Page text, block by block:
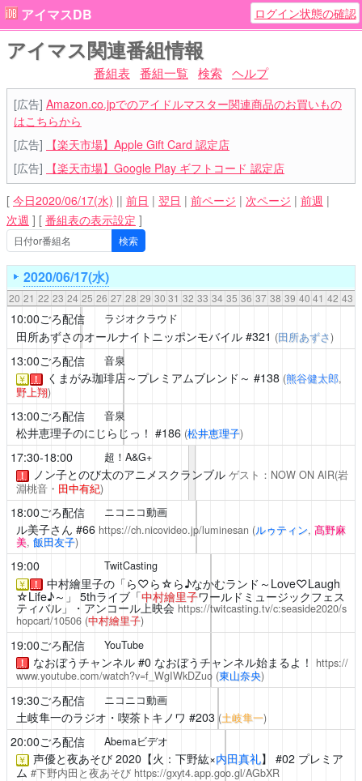
アイマスDB ログイン状態の確認
アイマス関連番組情報
番組表 番組一覧 検索 ヘルプ
[広告] Amazon.co.jpでのアイドルマスター関連商品のお買いもの
はこちらから
[広告]
【楽天市場】Apple Gift Card 認定店
[広告]
【楽天市場】Google Play ギフトコード 認定店
[ 今日2020/06/17(水) || 前日 | 翌日 | 前ページ | 次ページ | 前週 |
次週 ] [ 番組表の表示設定 ]
2020/06/17(水)
20 21 22 23 24 25 26 27 28 29 30 31 32 33 34 35 36 37 38 39 40 41 42 43
10:00ごろ配信 ラジオクラウド
田所あずさのオールナイトニッポンモバイル#321 (田所あずさ)
13:00ごろ配信 音泉
￥ ！ くまがみ珈琲店～プレミアムブレンド～ #138 (熊谷健太郎,
野上翔)
13:00ごろ配信 音泉
松井恵理子のにじらじっ！ #186 (松井恵理子)
17:30-18:00 超！A&G+
！ ノン子とのび太のアニメスクランブル ゲスト：NOW ON AIR(岩
淵桃音・ 田中有紀)
18:00ごろ配信 ニコニコ動画
ル美子さん #66 https://ch.nicovideo.jp/luminesan (ルゥティン, 髙野麻
美, 飯田友子)
19:00 TwitCasting
￥ ！
中村繪里子の「ら♡ら☆ら♪なかむランド～Love♡Laugh
☆Life♪～」 5thライブ「中村繪里子ワールドミュージックフェス
ティバル」・アンコール上映会https://twitcasting.tv/c:seaside2020/s
hopcart/10506 (中村繪里子)
19:00ごろ配信 YouTube
！ なおぼうチャンネル#0 なおぼうチャンネル始まるよ！
https://
www.youtube.com/watch?v=f_WgIWkDZuo (東山奈央)
19:30ごろ配信 ニコニコ動画
土岐隼一のラジオ・喫茶トキノワ #203 (土岐隼一)
20:00ごろ配信 Abemaビデオ
￥ 声優と夜あそび2020【火：下野紘×内田真礼】 #02 プレミア
ム#下野内田と夜あそび https://gxyt4.app.goo.gl/AGbXR